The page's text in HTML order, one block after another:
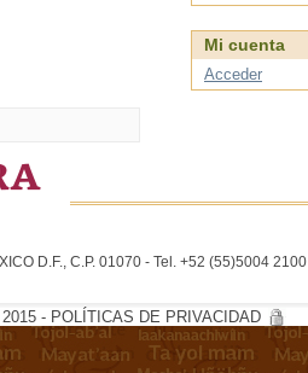
Mi cuenta
Acceder
D.F., C.P. 01070 - Tel. +52 (55)5004 2100
- POLÍTICAS DE PRIVACIDAD